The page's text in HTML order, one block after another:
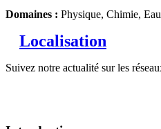
Domaines : Physique, Chimie,
Localisation
Suivez notre actualité sur les